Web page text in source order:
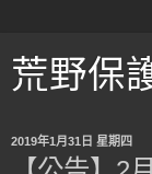
荒野保
2019年1月31日 星期四